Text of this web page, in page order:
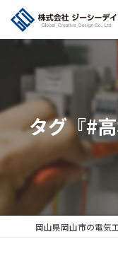
タグ『#